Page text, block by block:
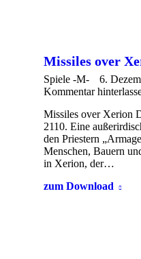
Missiles over
Spiele -M-
6.
Kommentar
Missiles over Xerion
2110. Eine
den Priestern
Menschen, Bauern
in Xerion, der…
zum Download